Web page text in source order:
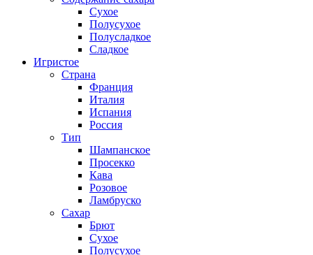
Сухое
Полусухое
Полусладкое
Сладкое
Игристое
Страна
Франция
Италия
Испания
Россия
Тип
Шампанское
Просекко
Кава
Розовое
Ламбруско
Сахар
Брют
Сухое
Полусухое